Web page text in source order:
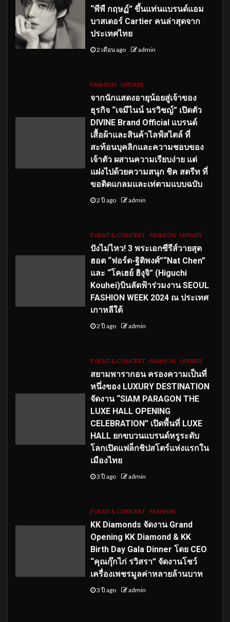
“พีพี กฤษฏ์” ขึ้นแท่นแบรนด์แอม
บาสเดอร์ Cartier คนล่าสุดจาก
ประเทศไทย
2 เดือน ago admin
FASHION UPDATE
จากนักแสดงอายุน้อยสู่เจ้าของ
ธุรกิจ “เจมีไนน์ นรวิชญ์” เปิดตัว
DIVINE Brand Official แบรนด์
เสื้อผ้าและสินค้าไลฟ์สไตล์ ที่
สะท้อนบุคลิกและความชอบของ
เจ้าตัว ผสานความเรียบง่าย แต่
แฝงไปด้วยความสนุก ชิค สตรีท ที่
ขอติดแกลมและเท่ตามแบบฉบับ
2 ปี ago admin
EVENT & CONCERT FASHION UPDATE
ปังไม่ไหว! 3 พระเอกซีรีส์วายสุด
ฮอต “ฟอร์ด-ฐิติพงศ์”“Nat Chen”
และ “โคเฮย์ ฮิงุจิ” (Higuchi
Kouhei)บินลัดฟ้าร่วมงาน SEOUL
FASHION WEEK 2024 ณ ประเทศ
เกาหลีใต้
2 ปี ago admin
EVENT & CONCERT FASHION UPDATE
สยามพารากอน ครองความเป็นที่
หนึ่งของ LUXURY DESTINATION
จัดงาน “SIAM PARAGON THE
LUXE HALL OPENING
CELEBRATION” เปิดพื้นที่ LUXE
HALL ยกขบวนแบรนด์หรูระดับ
โลกเปิดแฟล็กชิปสโตร์แห่งแรกใน
เมืองไทย
3 ปี ago admin
EVENT & CONCERT FASHION
KK Diamonds จัดงาน Grand
Opening KK Diamond & KK
Birth Day Gala Dinner โดย CEO
“คุณกุ๊กไก่ รวิสรา” จัดงานโชว์
เครื่องเพชรมูลค่าหลายล้านบาท
3 ปี ago admin